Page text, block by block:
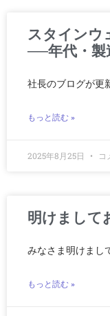
スタインウ
──年代・製
社長のブログが更
もっと読む »
2025年8月25日 コ
明けまして
みなさま明けまし
もっと読む »